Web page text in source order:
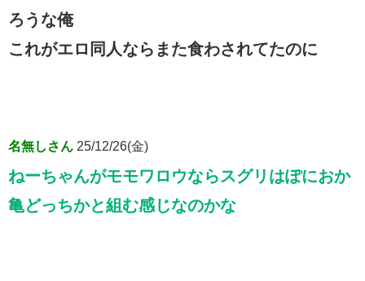
ろうな俺
これがエロ同人ならまた食わされてたのに
名無しさん 25/12/26(金)
ねーちゃんがモモワロウならスグリはぽにおか
亀どっちかと組む感じなのかな